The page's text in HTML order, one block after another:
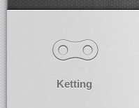
Ketting